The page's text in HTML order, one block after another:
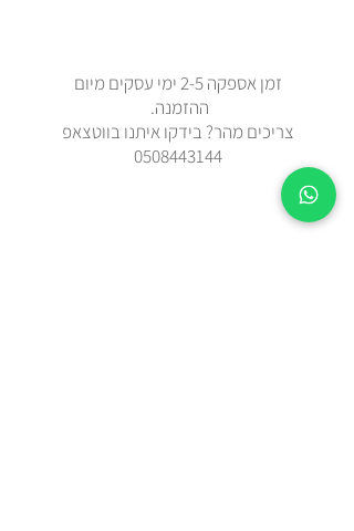
זמן אספקה 2-5 ימי עסקים מיום
ההזמנה.
צריכים מהר? בידקו איתנו בווטצאפ
0508443144